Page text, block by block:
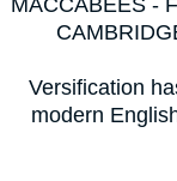
Versification
modern